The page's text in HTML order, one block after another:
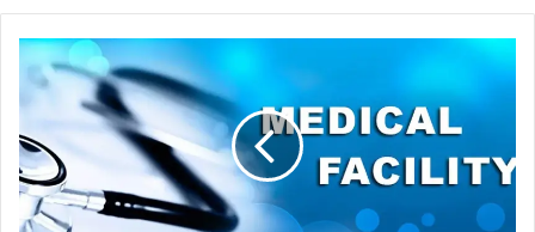
निर्वाचन
अधिकारियों,
कर्मचारियों
को
मिलेगी